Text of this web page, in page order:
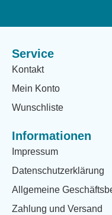
Service
Kontakt
Mein Konto
Wunschliste
Informationen
Impressum
Datenschutzerklärung
Allgemeine
Zahlung und Versand